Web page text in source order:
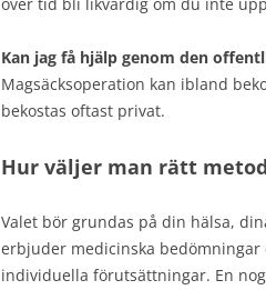
Kan jag få hjälp genom den
Magsäcksoperation kan ibland
bekostas oftast privat.
Hur väljer man rätt
Valet bör grundas på din hälsa,
erbjuder medicinska
individuella förutsättningar. En